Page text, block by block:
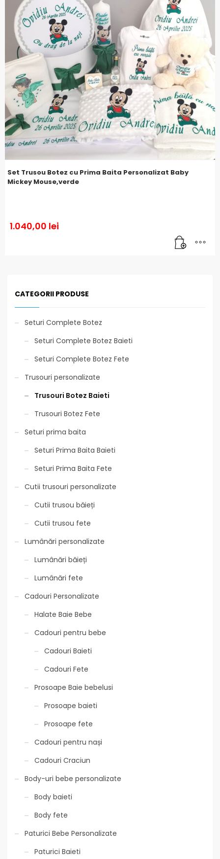
Set Trusou Botez cu Prima Baita Personalizat Baby
Mickey Mouse,verde
1.040,00 lei
CATEGORII PRODUSE
Seturi Complete Botez
Seturi Complete Botez Baieti
Seturi Complete Botez Fete
Trusouri personalizate
Trusouri Botez Baieti
Trusouri Botez Fete
Seturi prima baita
Seturi Prima Baita Baieti
Seturi Prima Baita Fete
Cutii trusouri personalizate
Cutii trusou băieți
Cutii trusou fete
Lumânări personalizate
Lumânări băieți
Lumânări fete
Cadouri Personalizate
Halate Baie Bebe
Cadouri pentru bebe
Cadouri Baieti
Cadouri Fete
Prosoape Baie bebelusi
Prosoape baieti
Prosoape fete
Cadouri pentru nași
Cadouri Craciun
Body-uri bebe personalizate
Body baieti
Body fete
Paturici Bebe Personalizate
Paturici Baieti